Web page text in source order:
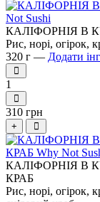
КАЛІФОРНІЯ В
Рис, норі, огірок,
320 г — Додати
1
310 грн
+
КАЛІФОРНІЯ В
КРАБ
Рис, норі, огірок,